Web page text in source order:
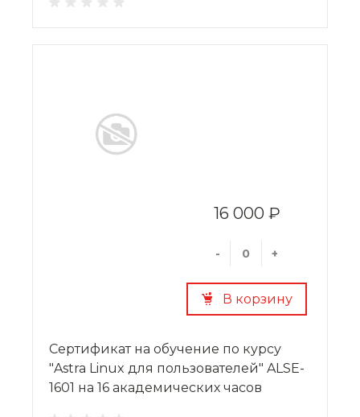
16 000 ₽
- +
В корзину
Сертификат на обучение по курсу
"Astra Linux для пользователей" ALSE-
1601 на 16 академических часов